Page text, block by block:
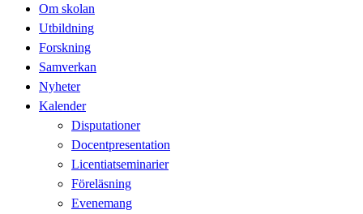
Om skolan
Utbildning
Forskning
Samverkan
Nyheter
Kalender
Disputationer
Docentpresentation
Licentiatseminarier
Föreläsning
Evenemang